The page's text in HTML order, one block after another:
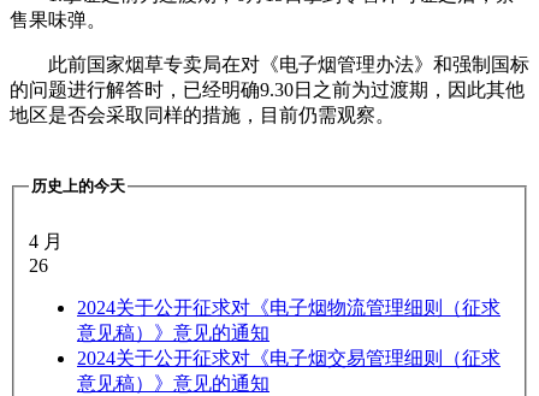
售果味弹。
此前国家烟草专卖局在对《电子烟管理办法》和强制国标
的问题进行解答时，已经明确9.30日之前为过渡期，因此其他
地区是否会采取同样的措施，目前仍需观察。
历史上的今天
4 月
26
2024关于公开征求对《电子烟物流管理细则（征求
意见稿）》意见的通知
2024关于公开征求对《电子烟交易管理细则（征求
意见稿）》意见的通知